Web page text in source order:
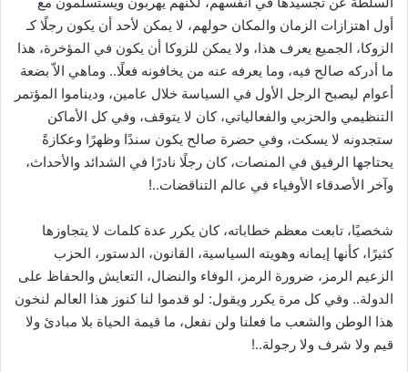
أول اهتزازات الزمان والمكان حولهم، لا يمكن لأحد أن يكون رجلًا كـ
الزوكا، الجميع يعرف هذا، ولا يمكن للزوكا أن يكون في المؤخرة، هذا
ما أدركه صالح فيه، وما يعرفه عنه من يخافونه فعلًا.. وماهي الاّ بضعة
أعوام ليصبح الرجل الأول في السياسة خلال عامين، وديناموا المؤتمر
التنظيمي والحزبي والفعالياتي، كان لا يتوقف، وفي كل الأماكن
ستجدونه لا يسكت، وفي حضرة صالح يكون سندًا وظهرًا وعكازةً
يحتاجها الرفيق في المنصات، كان رجلًا نادرًا في الشدائد والأحداث،
وآخر الأصدقاء الأوفياء في عالم التناقضات..!
شخصيًا، تابعت معظم خطاباته، كان يكرر عدة كلمات لا يتجاوزها
كثيرًا، كأنها إيمانه وهويته السياسية، القانون، الدستور، الحزب
الزعيم الرمز، ضرورة الرمز، الوفاء والنضال، التعايش والحفاظ على
الدولة.. وفي كل مرة يكرر ويقول: لو قدموا لنا كنوز هذا العالم لنخون
هذا الوطن والشعب ما فعلنا ولن نفعل، ما قيمة الحياة بلا مبادئ ولا
قيم ولا شرف ولا رجولة..!